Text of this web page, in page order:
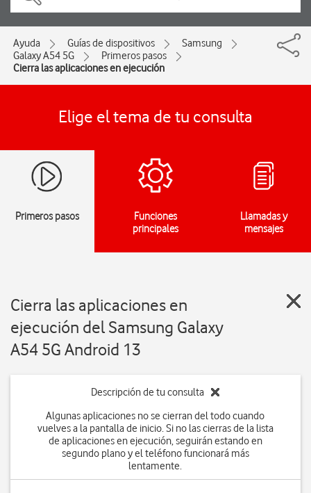
Ayuda Guías de dispositivos
Samsung
Galaxy A54 5G
Primeros pasos
Cierra las aplicaciones en ejecución
Elige el tema de tu consulta
Primeros pasos
Funciones
principales
Llamadas y
mensajes
Cierra las aplicaciones en
ejecución del Samsung Galaxy
A54 5G Android 13
Descripción de tu consulta
Algunas aplicaciones no se cierran del todo cuando
vuelves a la pantalla de inicio. Si no las cierras de la lista
de aplicaciones en ejecución, seguirán estando en
segundo plano y el teléfono funcionará más
lentamente.